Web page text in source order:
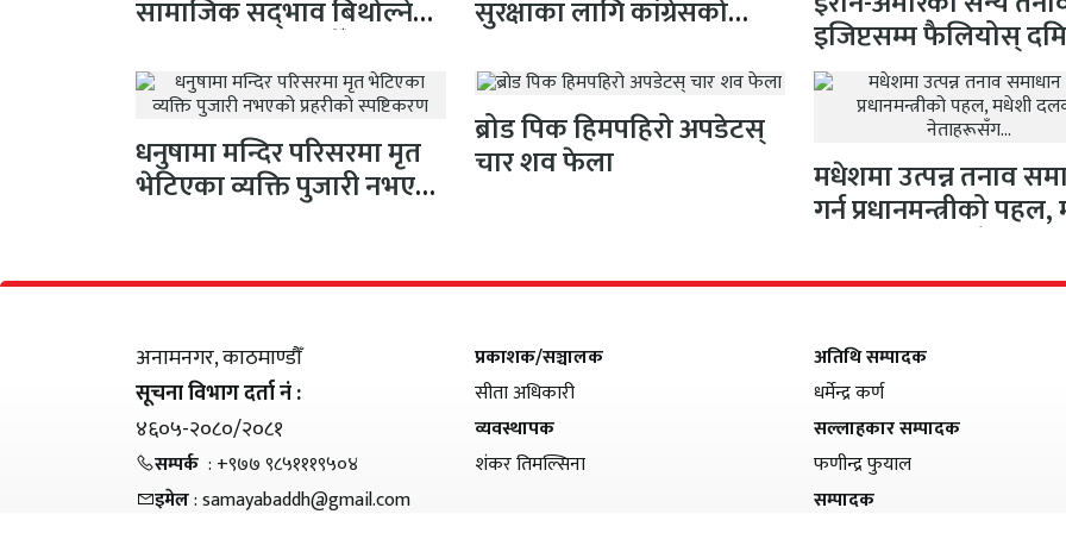
सामाजिक सद्‌भाव बिथोल्ने
कार्यमा संलग्न नहोऔँ
सुरक्षाका लागि कांग्रेसको
पहल, सभापति गगन… इजिप्टसम्म फैलियोस्
बन्दरगाहमा दुई ग्यास
ट्याङ्करमा…
धनुषामा मन्दिर परिसरमा मृत
भेटिएका व्यक्ति पुजारी नभएको
प्रहरीको स्पष्टिकरण
ब्रोड पिक हिमपहिरो अपडेटस्
चार शव फेला मधेशमा उत्पन्न तनाव
गर्न प्रधानमन्त्रीको पहल,
दलका नेताहरूसँग…
अनामनगर, काठमाण्डौँ
सूचना विभाग दर्ता नं :
४६०५-२०८०/२०८१
सम्पर्क : +९७७ ९८५१११९५०४
इमेल: samayabaddh@gmail.com
प्रकाशक/सञ्चालक
सीता अधिकारी
व्यवस्थापक
शंकर तिमल्सिना
अतिथि सम्पादक
धर्मेन्द्र कर्ण
सल्लाहकार सम्पादक
फणीन्द्र फुयाल
सम्पादक